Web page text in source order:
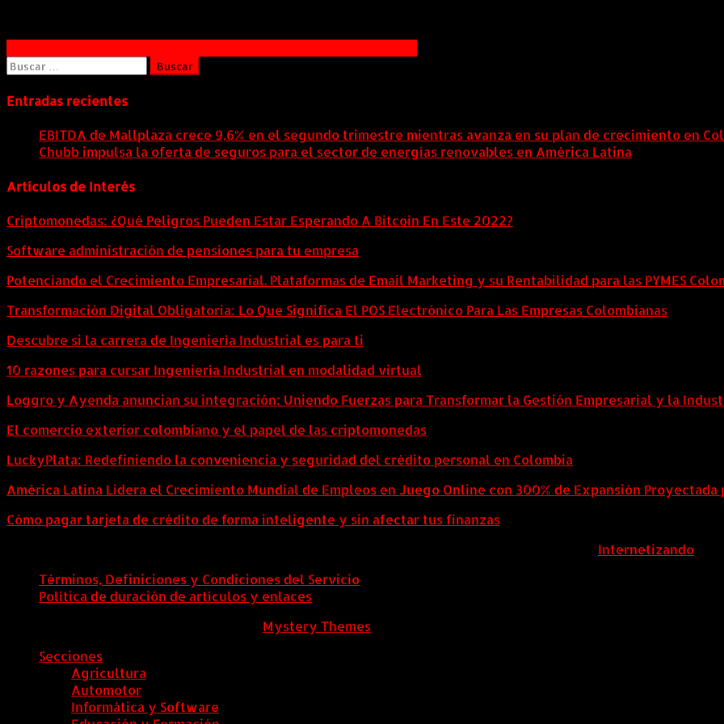
Navegación
de
entradas
Buscar:
Entradas recientes
EBITDA de Mallplaza crece 9,6% en el segundo trimestre mientras avanza en su plan de crecimiento en
Chubb impulsa la oferta de seguros para el sector de energías renovables en América Latina
Artículos de Interés
Criptomonedas: ¿Qué Peligros Pueden Estar Esperando A Bitcoin En Este 2022?
Software administración de pensiones para tu empresa
Potenciando el Crecimiento Empresarial. Plataformas de Email Marketing y su Rentabilidad para las PYMES
Transformación Digital Obligatoria: Lo Que Significa El POS Electrónico Para Las Empresas Colombianas
Descubre si la carrera de Ingeniería Industrial es para ti
10 razones para cursar Ingeniería Industrial en modalidad virtual
Loggro y Ayenda anuncian su integración: Uniendo Fuerzas para Transformar la Gestión Empresarial y la
El comercio exterior colombiano y el papel de las criptomonedas
LuckyPlata: Redefiniendo la conveniencia y seguridad del crédito personal en Colombia
América Latina Lidera el Crecimiento Mundial de Empleos en Juego Online con 300% de Expansión Proyectada
Cómo pagar tarjeta de crédito de forma inteligente y sin afectar tus finanzas
Internetizando
Términos, Definiciones y Condiciones del Servicio
Política de duración de artículos y enlaces
Mystery Themes
Secciones
Agricultura
Automotor
Informática y Software